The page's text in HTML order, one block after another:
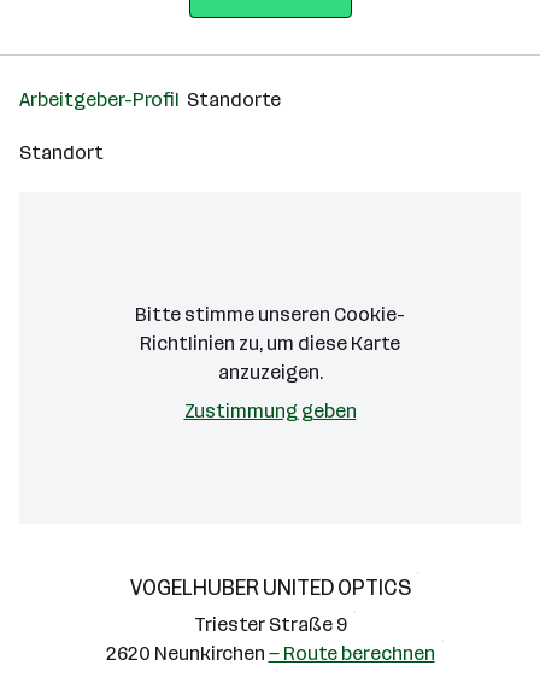
Arbeitgeber-Profil Standorte
Standort
Bitte stimme unseren Cookie-
Richtlinien zu, um diese Karte
anzuzeigen.
Zustimmung geben
VOGELHUBER UNITED OPTICS
Triester Straße 9
2620 Neunkirchen — Route berechnen